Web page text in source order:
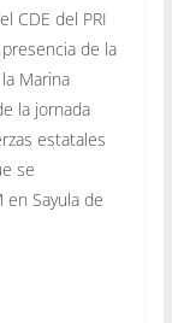
CDE del PRI
de la
Marina
la jornada
estatales
se
Sayula de